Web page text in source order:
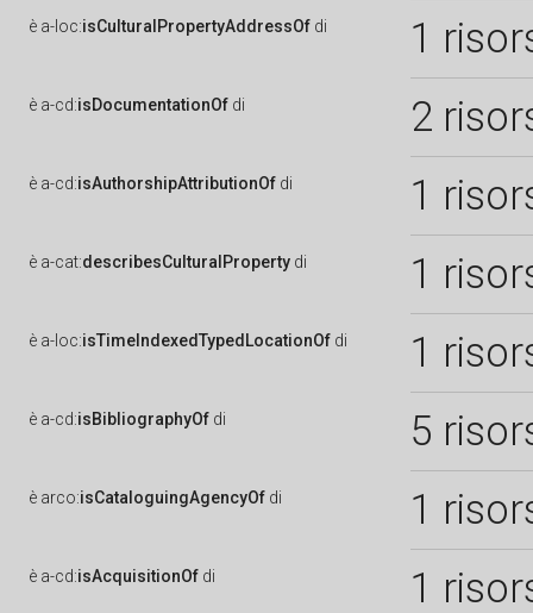
è a-loc:isCulturalPropertyAddressOf di 1
è a-cd:isDocumentationOf di 2
è a-cd:isAuthorshipAttributionOf di 1
è a-cat:describesCulturalProperty di 1
è a-loc:isTimeIndexedTypedLocationOf di 1
è a-cd:isBibliographyOf di 5
è arco:isCataloguingAgencyOf di 1
è a-cd:isAcquisitionOf di 1